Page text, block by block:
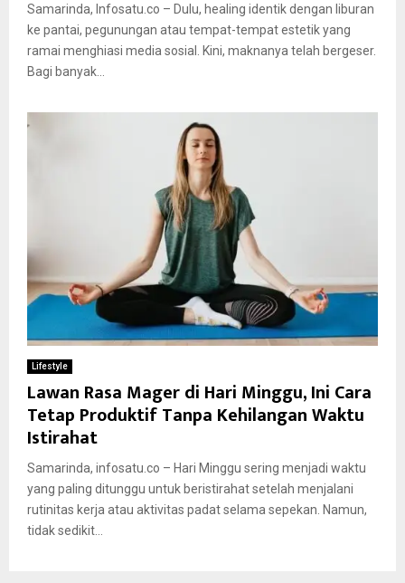
Samarinda, Infosatu.co – Dulu, healing identik dengan liburan
ke pantai, pegunungan atau tempat-tempat estetik yang
ramai menghiasi media sosial. Kini, maknanya telah bergeser.
Bagi banyak...
Lifestyle
Lawan Rasa Mager di Hari Minggu, Ini Cara
Tetap Produktif Tanpa Kehilangan Waktu
Istirahat
Samarinda, infosatu.co – Hari Minggu sering menjadi waktu
yang paling ditunggu untuk beristirahat setelah menjalani
rutinitas kerja atau aktivitas padat selama sepekan. Namun,
tidak sedikit...